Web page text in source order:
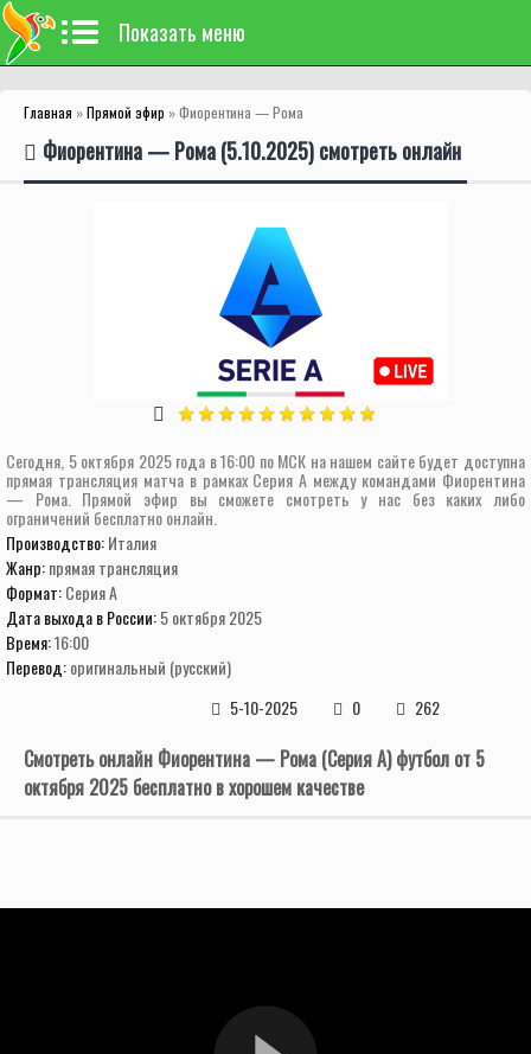
Показать меню
Главная »Прямой эфир » Фиорентина — Рома
Фиорентина — Рома (5.10.2025) смотреть онлайн
Сегодня, 5 октября 2025 года в 16:00 по МСК на нашем сайте будет доступна
прямая трансляция матча в рамках Серия А между командами Фиорентина
— Рома. Прямой эфир вы сможете смотреть у нас без каких либо
ограничений бесплатно онлайн.
Производство:Италия
Жанр:прямая трансляция
Формат:Серия А
Дата выхода в России:5 октября 2025
Время:16:00
Перевод:оригинальный (русский)
5-10-2025
0 262
Смотреть онлайн Фиорентина — Рома (Серия А) футбол от 5
октября 2025 бесплатно в хорошем качестве